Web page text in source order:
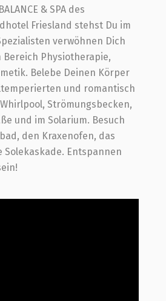
& SPA des
Friesland stehst Du im
verwöhnen Dich
Bereich Physiotherapie,
Belebe Deinen Körper
und romantisch
Strömungsbecken,
und im Solarium. Besuch
den Kraxenofen, das
Solekaskade. Entspannen